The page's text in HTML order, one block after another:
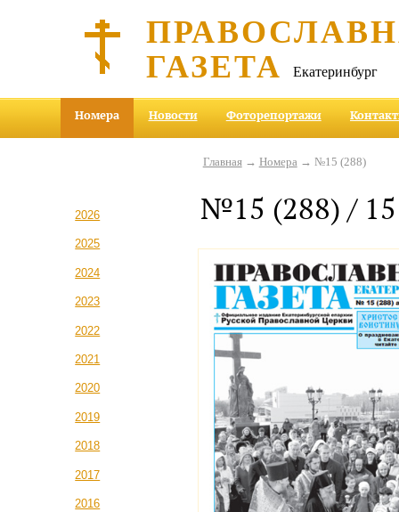
ГАЗЕТА Екатеринбург
Номера Новости Фоторепортажи
2026
2025
2024
2023
2022
2021
2020
2019
2018
2017
2016
Главная→ Номера → №15 (288)
№15 (288) / 15